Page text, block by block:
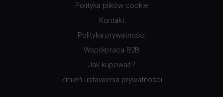
Polityka plików cookie
Kontakt
Polityka prywatności
Współpraca B2B
Jak kupować?
Zmień ustawienia prywatności